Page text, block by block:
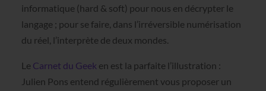
informatique (hard & soft) pour nous en décrypter le
langage ; pour se faire, dans l’irréversible numérisation
du réel, l’interprète de deux mondes.
Le Carnet du Geek en est la parfaite l’illustration :
Julien Pons entend régulièrement vous proposer un